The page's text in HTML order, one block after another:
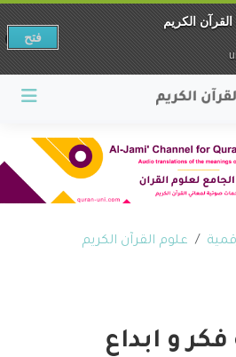
علوم القرآن الكريم
و ابداع
الكريم
فتح